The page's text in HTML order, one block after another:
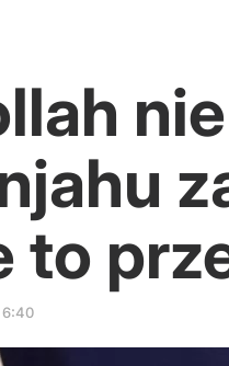
to
6:40